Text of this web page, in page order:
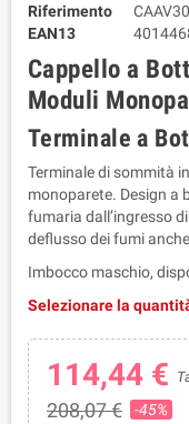
Riferimento
EAN13
Cappello a
Moduli
Terminale a
Terminale di sommità
monoparete. Design a
fumaria dall’ingresso
deflusso dei fumi
Imbocco maschio,
Selezionare la
114,44 €
208,07 € -45%